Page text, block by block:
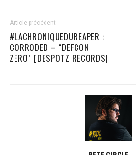
Article précédent
#LACHRONIQUEDUREAPER :
CORRODED – “DEFCON
ZERO” [DESPOTZ RECORDS]